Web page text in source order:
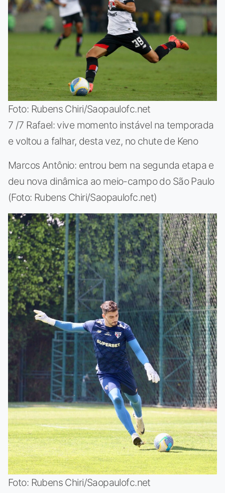
Foto: Rubens Chiri/Saopaulofc.net
7 /7 Rafael: vive momento instável na temporada
e voltou a falhar, desta vez, no chute de Keno
Marcos Antônio: entrou bem na segunda etapa e
deu nova dinâmica ao meio-campo do São Paulo
(Foto: Rubens Chiri/Saopaulofc.net)
Foto: Rubens Chiri/Saopaulofc.net